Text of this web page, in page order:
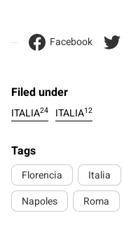
Facebook
Filed under
ITALIA24 ITALIA12
Tags
Florencia Italia
Napoles
Roma